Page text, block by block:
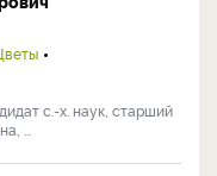
с.-х. наук, старший
...